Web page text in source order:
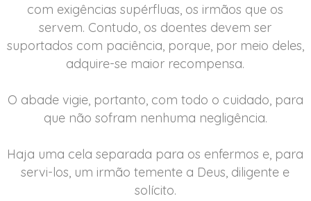
com exigências supérfluas, os irmãos que os
servem. Contudo, os doentes devem ser
suportados com paciência, porque, por meio deles,
adquire-se maior recompensa.
O abade vigie, portanto, com todo o cuidado, para
que não sofram nenhuma negligência.
Haja uma cela separada para os enfermos e, para
servi-los, um irmão temente a Deus, diligente e
solícito.